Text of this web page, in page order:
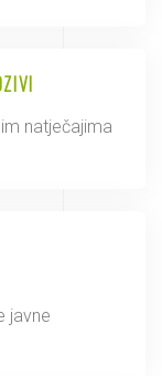
natječajima
javne